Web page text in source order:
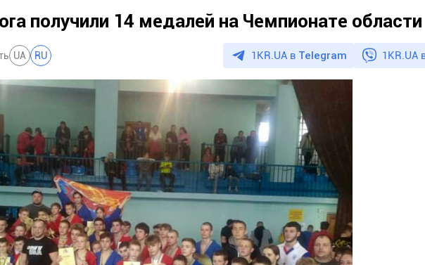
получили 14 медалей на Чемпионате области
UA RU 1KR.UA в Telegram 1KR.UA